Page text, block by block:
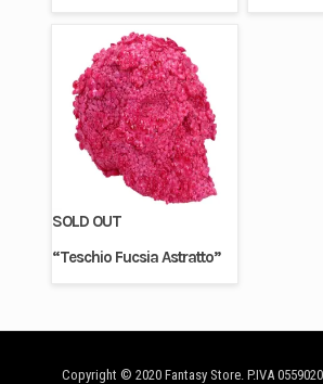
SOLD OUT
“Teschio Fucsia Astratto”
Copyright © 2020 Fantasy Store. P.IVA